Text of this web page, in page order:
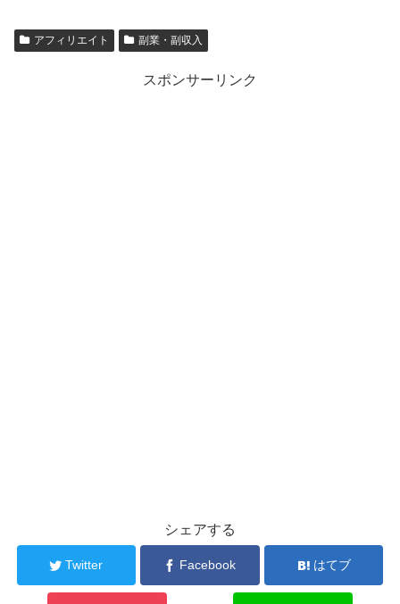
アフィリエイト 副業・副収入
スポンサーリンク
シェアする
Twitter Facebook はてブ